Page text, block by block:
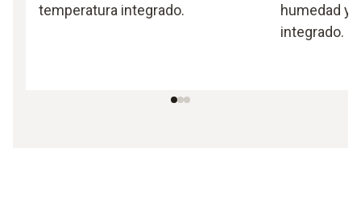
temperatura integrado.
humedad y
integrado.